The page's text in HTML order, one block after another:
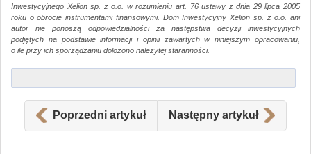
Inwestycyjnego Xelion sp. z o.o. w rozumieniu art. 76 ustawy z dnia 29 lipca 2005
roku o obrocie instrumentami finansowymi. Dom Inwestycyjny Xelion sp. z o.o. ani
autor nie ponoszą odpowiedzialności za następstwa decyzji inwestycyjnych
podjętych na podstawie informacji i opinii zawartych w niniejszym opracowaniu,
o ile przy ich sporządzaniu dołożono należytej staranności.
Poprzedni artykuł Następny artykuł